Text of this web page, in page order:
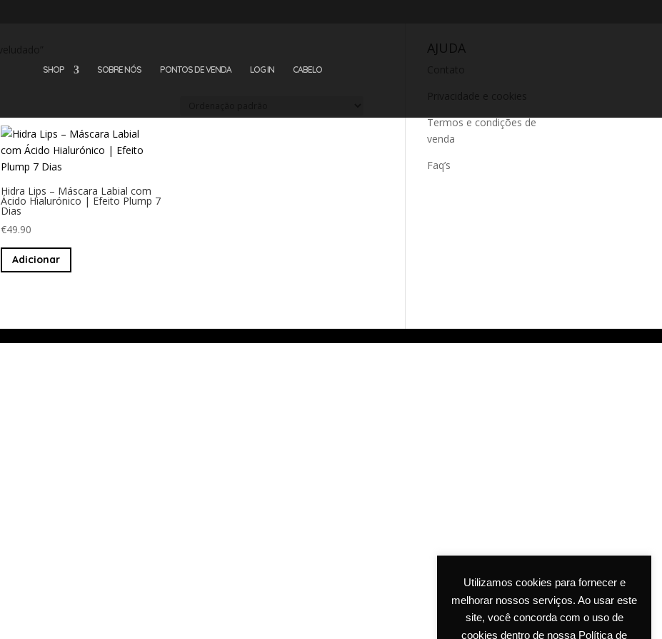
SHOP SOBRE NÓS PONTOS DE VENDA LOG IN CABELO
Hidra Lips – Máscara Labial com
Ácido Hialurónico | Efeito Plump 7
Dias
€49.90
Adicionar
AJUDA
Termos e condições de
venda
Faq’s
Utilizamos cookies para fornecer e
melhorar nossos serviços. Ao usar este
site, você concorda com o uso de
cookies dentro de nossa Política de